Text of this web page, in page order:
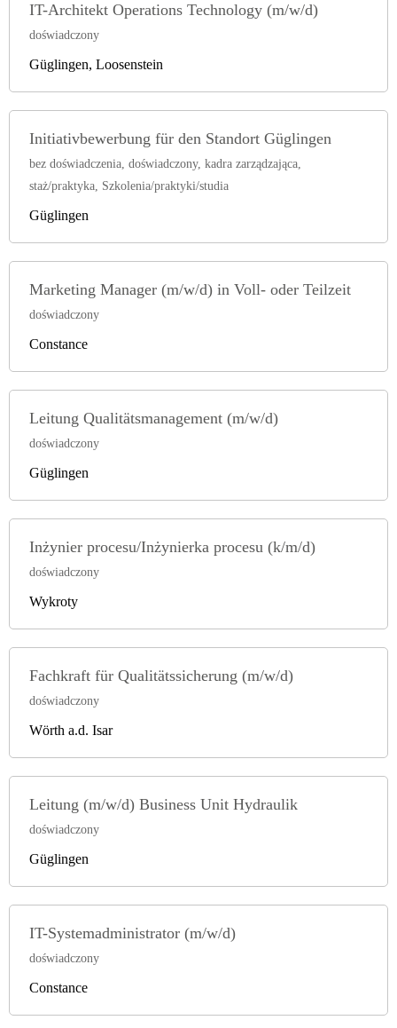
IT-Architekt Operations Technology (m/w/d)
doświadczony
Güglingen, Loosenstein
Initiativbewerbung für den Standort Güglingen
bez doświadczenia, doświadczony, kadra zarządzająca,
staż/praktyka, Szkolenia/praktyki/studia
Güglingen
Marketing Manager (m/w/d) in Voll- oder Teilzeit
doświadczony
Constance
Leitung Qualitätsmanagement (m/w/d)
doświadczony
Güglingen
Inżynier procesu/Inżynierka procesu (k/m/d)
doświadczony
Wykroty
Fachkraft für Qualitätssicherung (m/w/d)
doświadczony
Wörth a.d. Isar
Leitung (m/w/d) Business Unit Hydraulik
doświadczony
Güglingen
IT-Systemadministrator (m/w/d)
doświadczony
Constance